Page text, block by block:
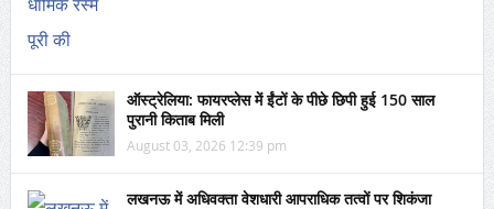
ऑस्ट्रेलिया: फायरप्लेस में ईंटों के पीछे छिपी हुई 150 साल
पुरानी किताब मिली
August 03, 2026 12:39 pm
लखनऊ में अधिवक्ता वेशधारी आपराधिक तत्वों पर शिकंजा